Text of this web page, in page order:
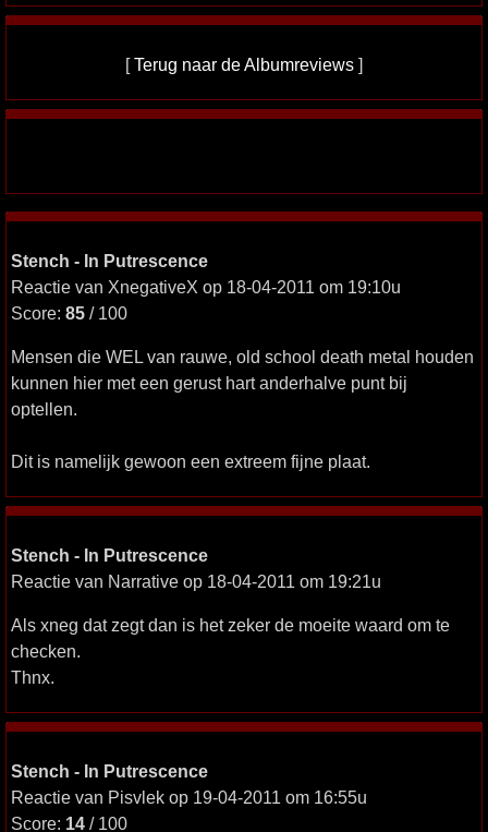
[Terug naar de Albumreviews ]
Stench - In Putrescence
Reactie van XnegativeX op 18-04-2011 om 19:10u
Score: 85 / 100
Mensen die WEL van rauwe, old school death metal houden
kunnen hier met een gerust hart anderhalve punt bij
optellen.
Dit is namelijk gewoon een extreem fijne plaat.
Stench - In Putrescence
Reactie van Narrative op 18-04-2011 om 19:21u
Als xneg dat zegt dan is het zeker de moeite waard om te
checken.
Thnx.
Stench - In Putrescence
Reactie van Pisvlek op 19-04-2011 om 16:55u
Score: 14 / 100